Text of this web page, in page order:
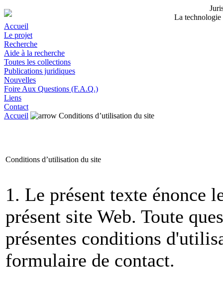
La technologie
Accueil
Le projet
Recherche
Aide à la recherche
Toutes les collections
Publications juridiques
Nouvelles
Foire Aux Questions (F.A.Q.)
Liens
Contact
Accueil
Conditions d’utilisation du site
Conditions d’utilisation du site
1. Le présent texte énonce
présent site Web. Toute
présentes conditions
formulaire de contact.